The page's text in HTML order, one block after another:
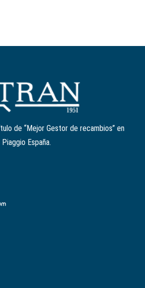
variador 19mm/7,4gr
CM1038045
11,07
original
era:
El
actual
de “Mejor Gestor de recambios” en
España.